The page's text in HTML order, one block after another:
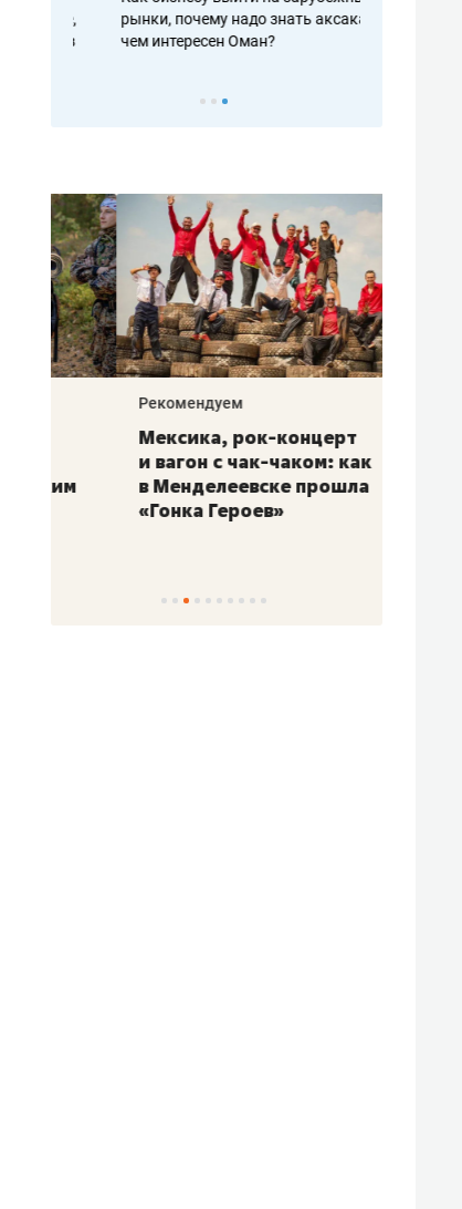
рынки, почему надо знать аксакалов и
чем интересен Оман?
Рекомендуем
Мексика, рок-концерт
и вагон с чак-чаком: как
в Менделеевске прошла
«Гонка Героев»